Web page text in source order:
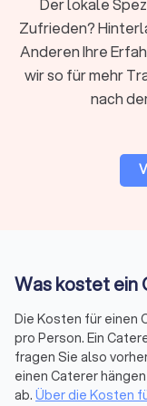
Frühstück /
Frühstücks- und
herzhafte Speisen
entspannte Team-
Mittagszeit. Oft als
Besonders gefragt
Workshops oder
Zufrieden?
Anderen Ihre
wir so für mehr
nach
Was kostet ein
Die Kosten für einen
pro Person. Ein
fragen Sie also
einen Caterer
ab. Über die Kosten